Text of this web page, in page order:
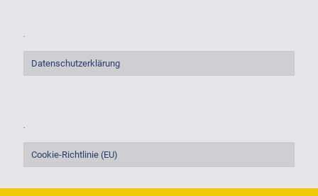
.
Datenschutzerklärung
.
Cookie-Richtlinie (EU)